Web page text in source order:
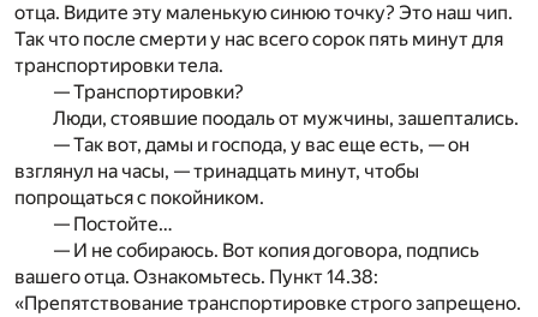
отца. Видите эту маленькую синюю точку? Это наш чип.
Так что после смерти у нас всего сорок пять минут для
транспортировки тела.
— Транспортировки?
Люди, стоявшие поодаль от мужчины, зашептались.
— Так вот, дамы и господа, у вас еще есть, — он
взглянул на часы, — тринадцать минут, чтобы
попрощаться с покойником.
— Постойте…
— И не собираюсь. Вот копия договора, подпись
вашего отца. Ознакомьтесь. Пункт 14.38:
«Препятствование транспортировке строго запрещено.